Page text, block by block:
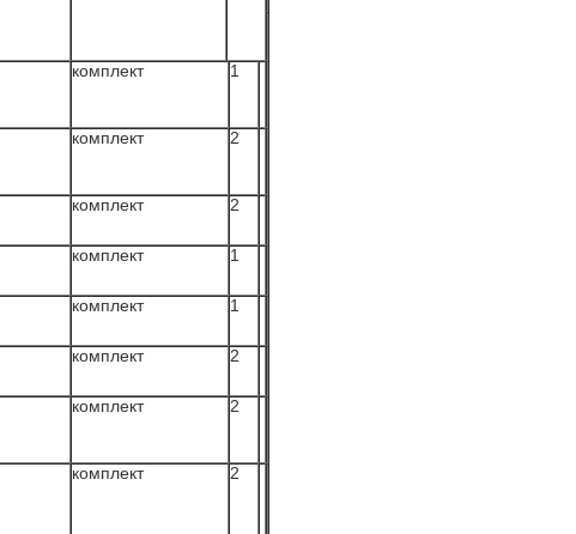
комплект 1
комплект 2
комплект 2
комплект 1
комплект 1
комплект 2
комплект 2
комплект 2